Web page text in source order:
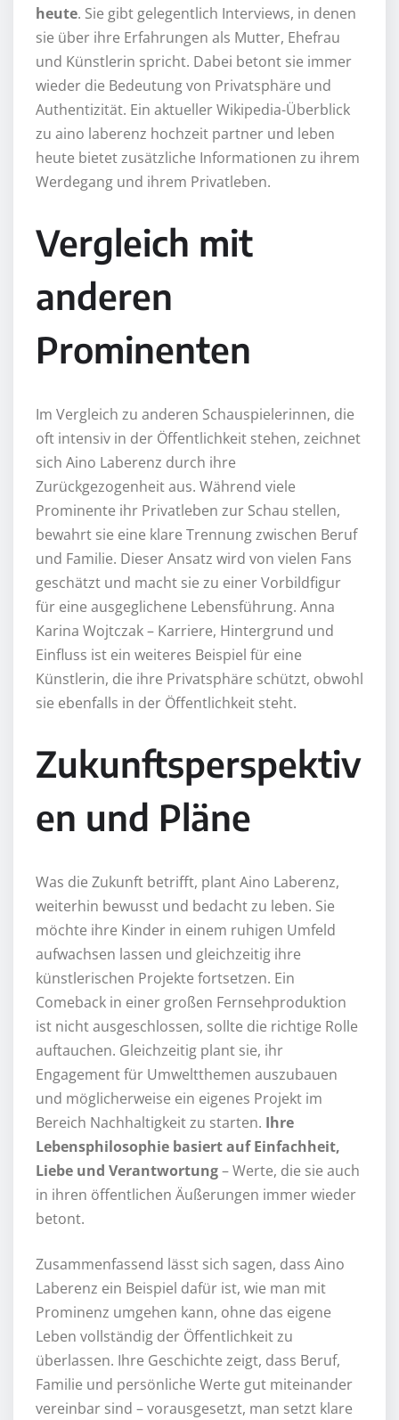
heute. Sie gibt gelegentlich Interviews, in denen
sie über ihre Erfahrungen als Mutter, Ehefrau
und Künstlerin spricht. Dabei betont sie immer
wieder die Bedeutung von Privatsphäre und
Authentizität. Ein aktueller Wikipedia-Überblick
zu aino laberenz hochzeit partner und leben
heute bietet zusätzliche Informationen zu ihrem
Werdegang und ihrem Privatleben.
Vergleich mit
anderen
Prominenten
Im Vergleich zu anderen Schauspielerinnen, die
oft intensiv in der Öffentlichkeit stehen, zeichnet
sich Aino Laberenz durch ihre
Zurückgezogenheit aus. Während viele
Prominente ihr Privatleben zur Schau stellen,
bewahrt sie eine klare Trennung zwischen Beruf
und Familie. Dieser Ansatz wird von vielen Fans
geschätzt und macht sie zu einer Vorbildfigur
für eine ausgeglichene Lebensführung. Anna
Karina Wojtczak – Karriere, Hintergrund und
Einfluss ist ein weiteres Beispiel für eine
Künstlerin, die ihre Privatsphäre schützt, obwohl
sie ebenfalls in der Öffentlichkeit steht.
Zukunftsperspektiv
en und Pläne
Was die Zukunft betrifft, plant Aino Laberenz,
weiterhin bewusst und bedacht zu leben. Sie
möchte ihre Kinder in einem ruhigen Umfeld
aufwachsen lassen und gleichzeitig ihre
künstlerischen Projekte fortsetzen. Ein
Comeback in einer großen Fernsehproduktion
ist nicht ausgeschlossen, sollte die richtige Rolle
auftauchen. Gleichzeitig plant sie, ihr
Engagement für Umweltthemen auszubauen
und möglicherweise ein eigenes Projekt im
Bereich Nachhaltigkeit zu starten. Ihre
Lebensphilosophie basiert auf Einfachheit,
Liebe und Verantwortung– Werte, die sie auch
in ihren öffentlichen Äußerungen immer wieder
betont.
Zusammenfassend lässt sich sagen, dass Aino
Laberenz ein Beispiel dafür ist, wie man mit
Prominenz umgehen kann, ohne das eigene
Leben vollständig der Öffentlichkeit zu
überlassen. Ihre Geschichte zeigt, dass Beruf,
Familie und persönliche Werte gut miteinander
vereinbar sind – vorausgesetzt, man setzt klare